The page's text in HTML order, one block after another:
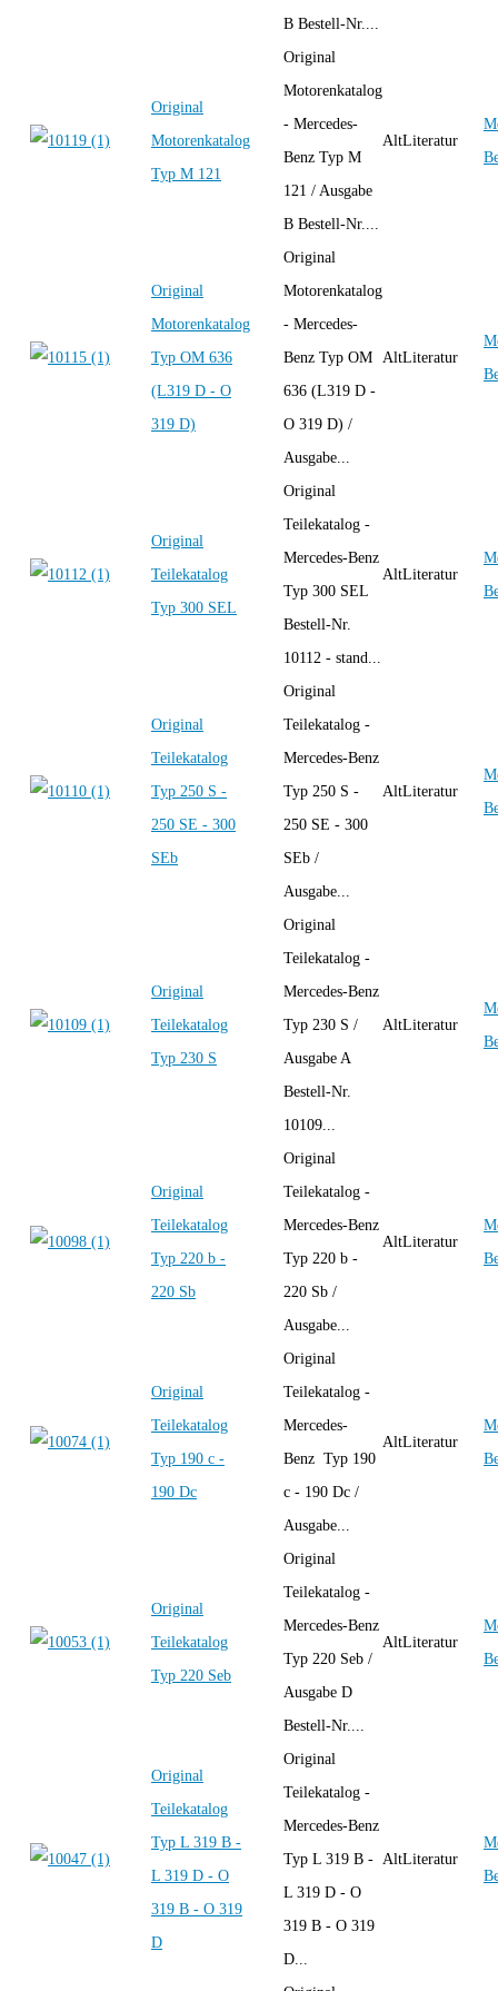
B Bestell-Nr....
Original
Motorenkatalog
Typ M 121
Original
Motorenkatalog
- Mercedes-
Benz Typ M
121 / Ausgabe
B Bestell-Nr....
AltLiteratur
Original
Motorenkatalog
Typ OM 636
(L319 D - O
319 D)
Original
Motorenkatalog
- Mercedes-
Benz Typ OM
636 (L319 D -
O 319 D) /
Ausgabe...
AltLiteratur
Original
Teilekatalog
Typ 300 SEL
Original
Teilekatalog -
Mercedes-Benz
Typ 300 SEL
Bestell-Nr.
10112 - stand...
AltLiteratur
Original
Teilekatalog
Typ 250 S -
250 SE - 300
SEb
Original
Teilekatalog -
Mercedes-Benz
Typ 250 S -
250 SE - 300
SEb /
Ausgabe...
AltLiteratur
Original
Teilekatalog
Typ 230 S
Original
Teilekatalog -
Mercedes-Benz
Typ 230 S /
Ausgabe A
Bestell-Nr.
10109...
AltLiteratur
Original
Teilekatalog
Typ 220 b -
220 Sb
Original
Teilekatalog -
Mercedes-Benz
Typ 220 b -
220 Sb /
Ausgabe...
AltLiteratur
Original
Teilekatalog
Typ 190 c -
190 Dc
Original
Teilekatalog -
Mercedes-
Benz Typ 190
c - 190 Dc /
Ausgabe...
AltLiteratur
Original
Teilekatalog
Typ 220 Seb
Original
Teilekatalog -
Mercedes-Benz
Typ 220 Seb /
Ausgabe D
Bestell-Nr....
AltLiteratur
Original
Teilekatalog
Typ L 319 B -
L 319 D - O
319 B - O 319
D
Original
Teilekatalog -
Mercedes-Benz
Typ L 319 B -
L 319 D - O
319 B - O 319
D...
AltLiteratur